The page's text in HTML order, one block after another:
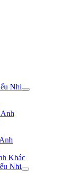
Nhi
Khác
Nhi